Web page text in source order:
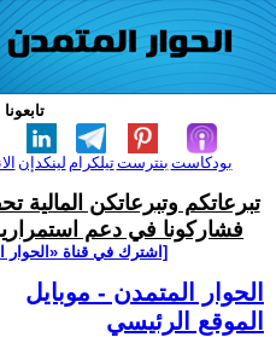
لينكدإن تيلكرامبنترست بودكاست
تبرعاتكم وتبرعاتكن المالية
فشاركونا في دعم
[اشترك في قناة ‫«الحوار
الحوار المتمدن - موبايل
الموقع الرئيسي